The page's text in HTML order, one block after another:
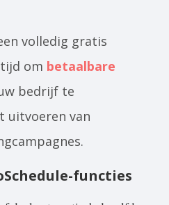
volledig gratis
om betaalbare
bedrijf te
uitvoeren van
functies